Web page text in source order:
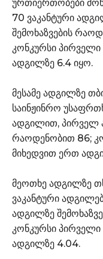
ურთიერთობები
70 ვაკანტური
შემოხაზვების
კონკურსი პირველი
ადგილზე 6.4 იყო.
მესამე ადგილზე
საინჟინრო
ადგილით, პირველ
რაოდენობით 86;
მიხედვით ერთ
მეოთხე ადგილზე
ვაკანტური
ადგილზე
კონკურსი პირველი
ადგილზე 4.04.